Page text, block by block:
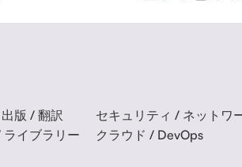
版 / 翻訳
イブラリー
セキュリティ / ネットワ
クラウド / DevOps